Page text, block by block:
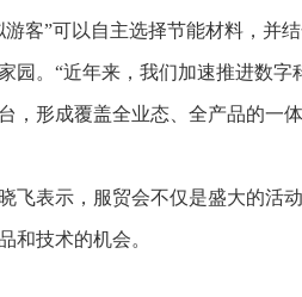
客”可以自主选择节能材料，并
园。“近年来，我们加速推进数字
，形成覆盖全业态、全产品的一
飞表示，服贸会不仅是盛大的活
和技术的机会。